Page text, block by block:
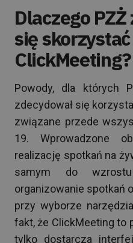
Dlaczego
się
ClickMeeting?
Powody, dla których
zdecydował się
związane przede
19. Wprowadzone
realizację spotkań na
samym do
organizowanie spotkań
przy wyborze
fakt, że ClickMeeting to
tylko dostarcza